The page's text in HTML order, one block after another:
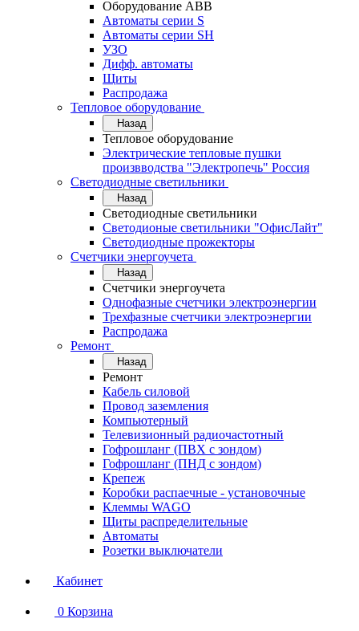
Оборудование АВВ
Автоматы серии S
Автоматы серии SH
УЗО
Дифф. автоматы
Щиты
Распродажа
Тепловое оборудование
Назад
Тепловое оборудование
Электрические тепловые пушки
произвводства "Электропечь" Россия
Светодиодные светильники
Назад
Светодиодные светильники
Светодионые светильники "ОфисЛайт"
Светодиодные прожекторы
Счетчики энергоучета
Назад
Счетчики энергоучета
Однофазные счетчики электроэнергии
Трехфазные счетчики электроэнергии
Распродажа
Ремонт
Назад
Ремонт
Кабель силовой
Провод заземления
Компьютерный
Телевизионный радиочастотный
Гофрошланг (ПВХ с зондом)
Гофрошланг (ПНД с зондом)
Крепеж
Коробки распаечные - установочные
Клеммы WAGO
Щиты распределительные
Автоматы
Розетки выключатели
Кабинет
0 Корзина